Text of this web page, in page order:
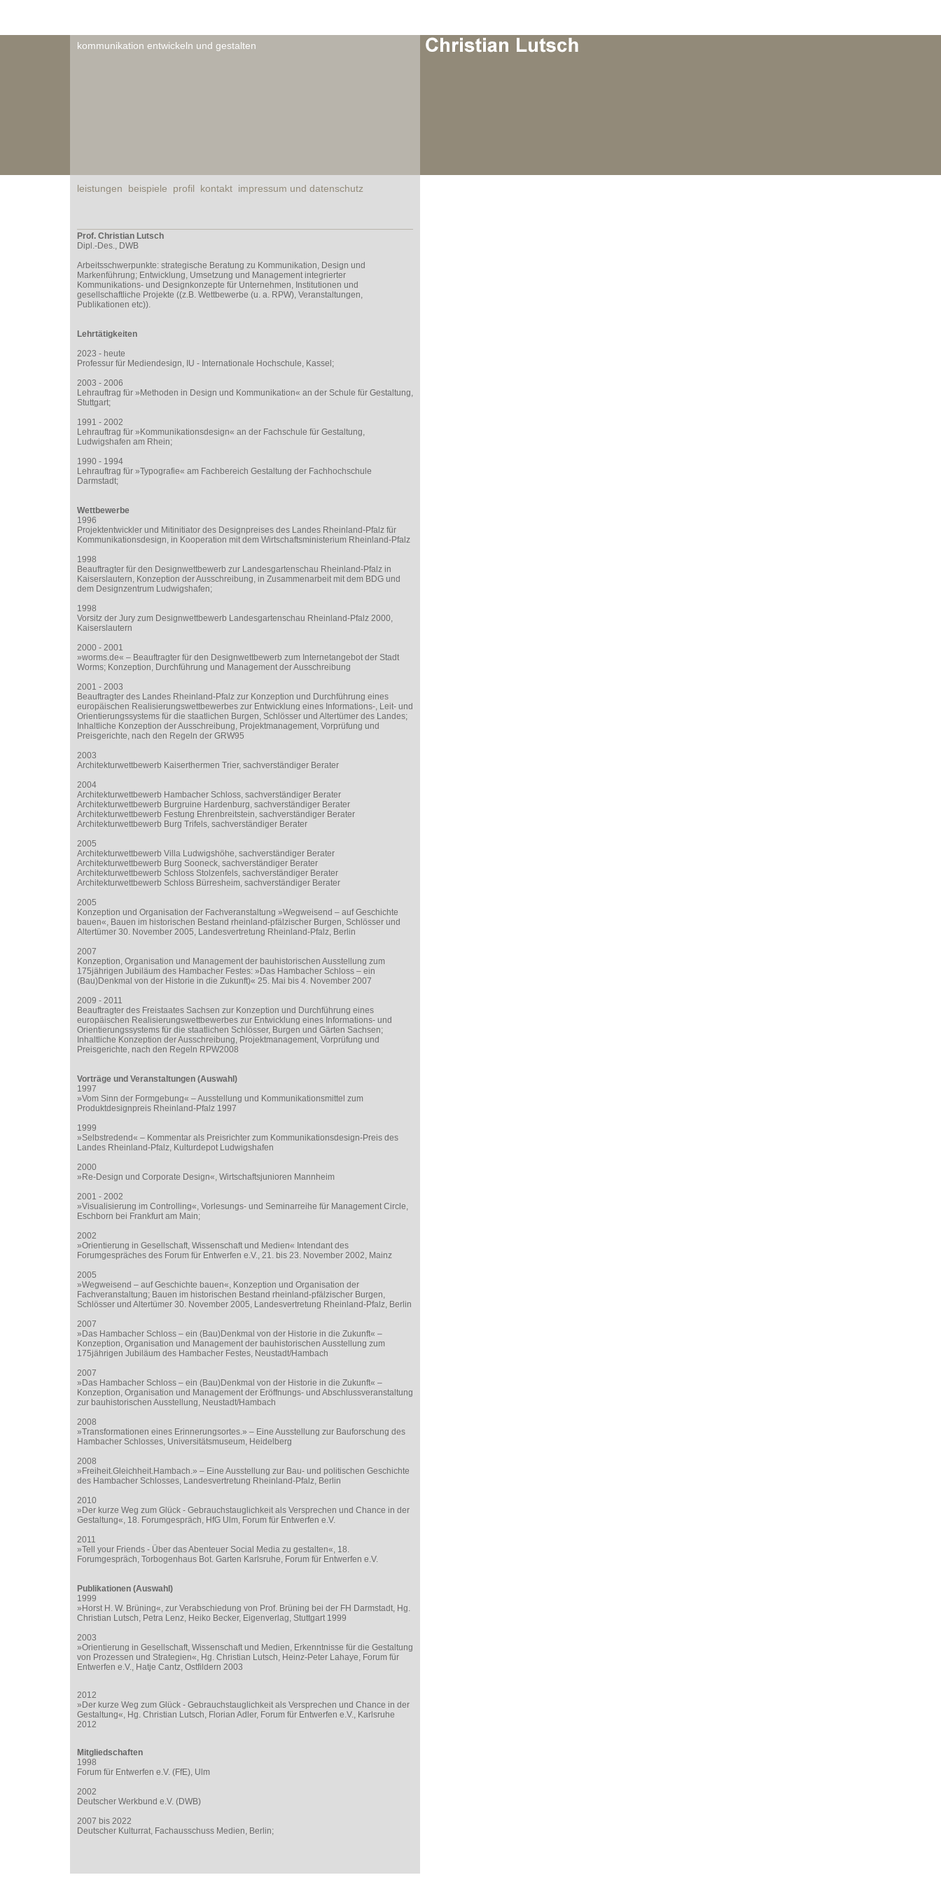
kommunikation entwickeln und gestalten
leistungen beispiele profil kontakt impressum und datenschutz
Prof. Christian Lutsch
Dipl.-Des., DWB
Arbeitsschwerpunkte: strategische Beratung zu Kommunikation, Design und
Markenführung; Entwicklung, Umsetzung und Management integrierter
Kommunikations- und Designkonzepte für Unternehmen, Institutionen und
gesellschaftliche Projekte ((z.B. Wettbewerbe (u. a. RPW), Veranstaltungen,
Publikationen etc)).
Lehrtätigkeiten
2023 - heute
Professur für Mediendesign, IU - Internationale Hochschule, Kassel;
2003 - 2006
Lehrauftrag für »Methoden in Design und Kommunikation« an der Schule für Gestaltung,
Stuttgart;
1991 - 2002
Lehrauftrag für »Kommunikationsdesign« an der Fachschule für Gestaltung,
Ludwigshafen am Rhein;
1990 - 1994
Lehrauftrag für »Typografie« am Fachbereich Gestaltung der Fachhochschule
Darmstadt;
Wettbewerbe
1996
Projektentwickler und Mitinitiator des Designpreises des Landes Rheinland-Pfalz für
Kommunikationsdesign, in Kooperation mit dem Wirtschaftsministerium Rheinland-Pfalz
1998
Beauftragter für den Designwettbewerb zur Landesgartenschau Rheinland-Pfalz in
Kaiserslautern, Konzeption der Ausschreibung, in Zusammenarbeit mit dem BDG und
dem Designzentrum Ludwigshafen;
1998
Vorsitz der Jury zum Designwettbewerb Landesgartenschau Rheinland-Pfalz 2000,
Kaiserslautern
2000 - 2001
»worms.de« – Beauftragter für den Designwettbewerb zum Internetangebot der Stadt
Worms; Konzeption, Durchführung und Management der Ausschreibung
2001 - 2003
Beauftragter des Landes Rheinland-Pfalz zur Konzeption und Durchführung eines
europäischen Realisierungswettbewerbes zur Entwicklung eines Informations-, Leit- und
Orientierungssystems für die staatlichen Burgen, Schlösser und Altertümer des Landes;
Inhaltliche Konzeption der Ausschreibung, Projektmanagement, Vorprüfung und
Preisgerichte, nach den Regeln der GRW95
2003
Architekturwettbewerb Kaiserthermen Trier, sachverständiger Berater
2004
Architekturwettbewerb Hambacher Schloss, sachverständiger Berater
Architekturwettbewerb Burgruine Hardenburg, sachverständiger Berater
Architekturwettbewerb Festung Ehrenbreitstein, sachverständiger Berater
Architekturwettbewerb Burg Trifels, sachverständiger Berater
2005
Architekturwettbewerb Villa Ludwigshöhe, sachverständiger Berater
Architekturwettbewerb Burg Sooneck, sachverständiger Berater
Architekturwettbewerb Schloss Stolzenfels, sachverständiger Berater
Architekturwettbewerb Schloss Bürresheim, sachverständiger Berater
2005
Konzeption und Organisation der Fachveranstaltung »Wegweisend – auf Geschichte
bauen«, Bauen im historischen Bestand rheinland-pfälzischer Burgen, Schlösser und
Altertümer 30. November 2005, Landesvertretung Rheinland-Pfalz, Berlin
2007
Konzeption, Organisation und Management der bauhistorischen Ausstellung zum
175jährigen Jubiläum des Hambacher Festes: »Das Hambacher Schloss – ein
(Bau)Denkmal von der Historie in die Zukunft)« 25. Mai bis 4. November 2007
2009 - 2011
Beauftragter des Freistaates Sachsen zur Konzeption und Durchführung eines
europäischen Realisierungswettbewerbes zur Entwicklung eines Informations- und
Orientierungssystems für die staatlichen Schlösser, Burgen und Gärten Sachsen;
Inhaltliche Konzeption der Ausschreibung, Projektmanagement, Vorprüfung und
Preisgerichte, nach den Regeln RPW2008
Vorträge und Veranstaltungen (Auswahl)
1997
»Vom Sinn der Formgebung« – Ausstellung und Kommunikationsmittel zum
Produktdesignpreis Rheinland-Pfalz 1997
1999
»Selbstredend« – Kommentar als Preisrichter zum Kommunikationsdesign-Preis des
Landes Rheinland-Pfalz, Kulturdepot Ludwigshafen
2000
»Re-Design und Corporate Design«, Wirtschaftsjunioren Mannheim
2001 - 2002
»Visualisierung im Controlling«, Vorlesungs- und Seminarreihe für Management Circle,
Eschborn bei Frankfurt am Main;
2002
»Orientierung in Gesellschaft, Wissenschaft und Medien« Intendant des
Forumgespräches des Forum für Entwerfen e.V., 21. bis 23. November 2002, Mainz
2005
»Wegweisend – auf Geschichte bauen«, Konzeption und Organisation der
Fachveranstaltung; Bauen im historischen Bestand rheinland-pfälzischer Burgen,
Schlösser und Altertümer 30. November 2005, Landesvertretung Rheinland-Pfalz, Berlin
2007
»Das Hambacher Schloss – ein (Bau)Denkmal von der Historie in die Zukunft« –
Konzeption, Organisation und Management der bauhistorischen Ausstellung zum
175jährigen Jubiläum des Hambacher Festes, Neustadt/Hambach
2007
»Das Hambacher Schloss – ein (Bau)Denkmal von der Historie in die Zukunft« –
Konzeption, Organisation und Management der Eröffnungs- und Abschlussveranstaltung
zur bauhistorischen Ausstellung, Neustadt/Hambach
2008
»Transformationen eines Erinnerungsortes.» – Eine Ausstellung zur Bauforschung des
Hambacher Schlosses, Universitätsmuseum, Heidelberg
2008
»Freiheit.Gleichheit.Hambach.» – Eine Ausstellung zur Bau- und politischen Geschichte
des Hambacher Schlosses, Landesvertretung Rheinland-Pfalz, Berlin
2010
»Der kurze Weg zum Glück - Gebrauchstauglichkeit als Versprechen und Chance in der
Gestaltung«, 18. Forumgespräch, HfG Ulm, Forum für Entwerfen e.V.
2011
»Tell your Friends - Über das Abenteuer Social Media zu gestalten«, 18.
Forumgespräch, Torbogenhaus Bot. Garten Karlsruhe, Forum für Entwerfen e.V.
Publikationen (Auswahl)
1999
»Horst H. W. Brüning«, zur Verabschiedung von Prof. Brüning bei der FH Darmstadt, Hg.
Christian Lutsch, Petra Lenz, Heiko Becker, Eigenverlag, Stuttgart 1999
2003
»Orientierung in Gesellschaft, Wissenschaft und Medien, Erkenntnisse für die Gestaltung
von Prozessen und Strategien«, Hg. Christian Lutsch, Heinz-Peter Lahaye, Forum für
Entwerfen e.V., Hatje Cantz, Ostfildern 2003
2012
»Der kurze Weg zum Glück - Gebrauchstauglichkeit als Versprechen und Chance in der
Gestaltung«, Hg. Christian Lutsch, Florian Adler, Forum für Entwerfen e.V., Karlsruhe
2012
Mitgliedschaften
1998
Forum für Entwerfen e.V. (FfE), Ulm
2002
Deutscher Werkbund e.V. (DWB)
2007 bis 2022
Deutscher Kulturrat, Fachausschuss Medien, Berlin;